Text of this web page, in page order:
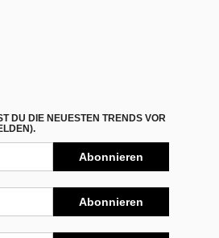
DU DIE NEUESTEN TRENDS VOR
Abonnieren
Abonnieren